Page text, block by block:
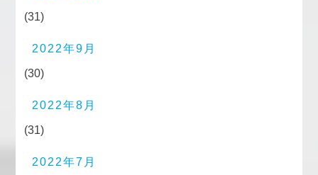
(31)
2022年9月
(30)
2022年8月
(31)
2022年7月